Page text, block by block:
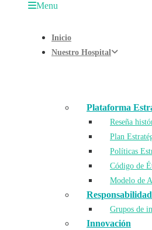
Menu
Inicio
Nuestro Hospital
Plataforma
Reseña
Plan
Políticas
Código de
Modelo de
Grupos de
Innovación